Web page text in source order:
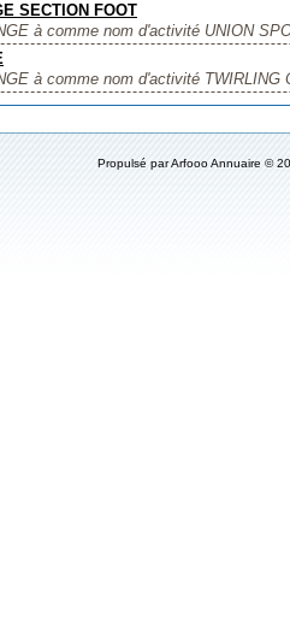
SECTION FOOT
à comme nom d'activité UNION
à comme nom d'activité TWIRLING
Propulsé parArfooo Annuaire ©